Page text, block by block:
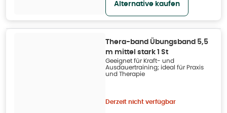
Alternative kaufen
Thera-band Übungsband 5,5
m mittel stark 1 St
Geeignet für Kraft- und
Ausdauertraining; ideal für Praxis
und Therapie
Derzeit nicht verfügbar